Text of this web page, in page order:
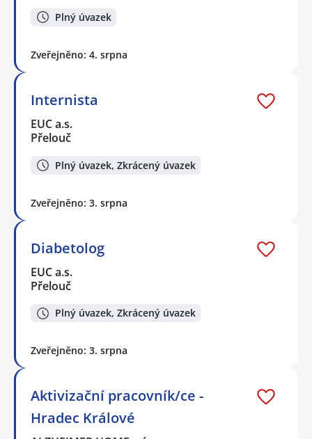
Plný úvazek
Zveřejněno: 4. srpna
Internista
EUC a.s.
Přelouč
Plný úvazek, Zkrácený úvazek
Zveřejněno: 3. srpna
Diabetolog
EUC a.s.
Přelouč
Plný úvazek, Zkrácený úvazek
Zveřejněno: 3. srpna
Aktivizační pracovník/ce -
Hradec Králové